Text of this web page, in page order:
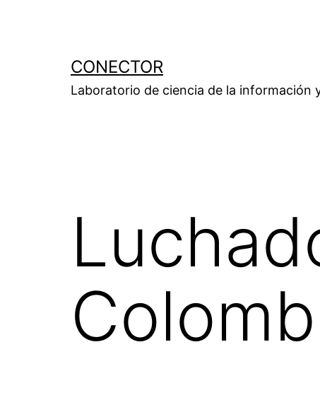
CONECTOR
Laboratorio de ciencia de la información